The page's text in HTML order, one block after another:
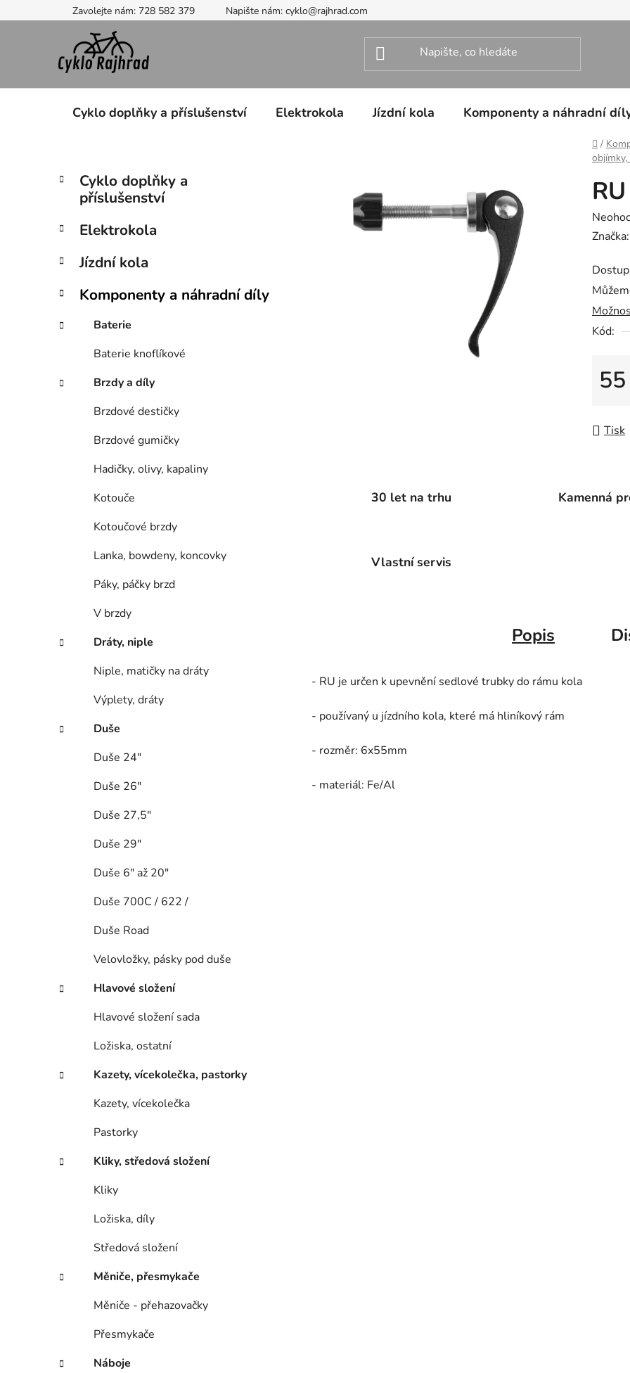
na
Zavolejte nám: 728 582 379 Napište nám: cyklo@rajhrad.com
Cyklo doplňky a příslušenství Elektrokola Jízdní kola Komponenty a náhradní
Domů
/
P
t
a
n
í
n
e
Přeskočit
kategorie
K
a
g
r
e
Cyklo doplňky a
příslušenství
Elektrokola
Jízdní kola
Komponenty a náhradní díly
Baterie
Baterie knoflíkové
Brzdy a díly
Brzdové destičky
Brzdové gumičky
Hadičky, olivy, kapaliny
Kotouče
Kotoučové brzdy
Lanka, bowdeny, koncovky
Páky, páčky brzd
V brzdy
Dráty, niple
Niple, matičky na dráty
Výplety, dráty
Duše
Duše 24"
Duše 26"
Duše 27,5"
Duše 29"
Duše 6" až 20"
Duše 700C / 622 /
Duše Road
Velovložky, pásky pod duše
Hlavové složení
Hlavové složení sada
Ložiska, ostatní
Kazety, vícekolečka, pastorky
Kazety, vícekolečka
Pastorky
Kliky, středová složení
Kliky
Ložiska, díly
Středová složení
Měniče, přesmykače
Měniče - přehazovačky
Přesmykače
Náboje
je
0,0
z
5
Značka:
Kód:
Tisk
30 let na trhu Kamenná
Vlastní servis
Popis
- RU je určen k upevnění sedlové trubky do rámu kola
- používaný u jízdního kola, které má hliníkový rám
- rozměr: 6x55mm
- materiál: Fe/Al